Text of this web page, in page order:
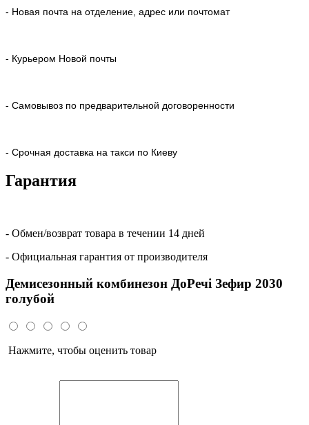
- Новая почта на отделение, адрес или почтомат
- Курьером Новой почты
- Самовывоз по предварительной договоренности
- Срочная доставка на такси по Киеву
Гарантия
- Обмен/возврат товара в течении 14 дней
- Официальная гарантия от производителя
Демисезонный комбинезон ДоРечі Зефир 2030
голубой
Нажмите, чтобы оценить товар